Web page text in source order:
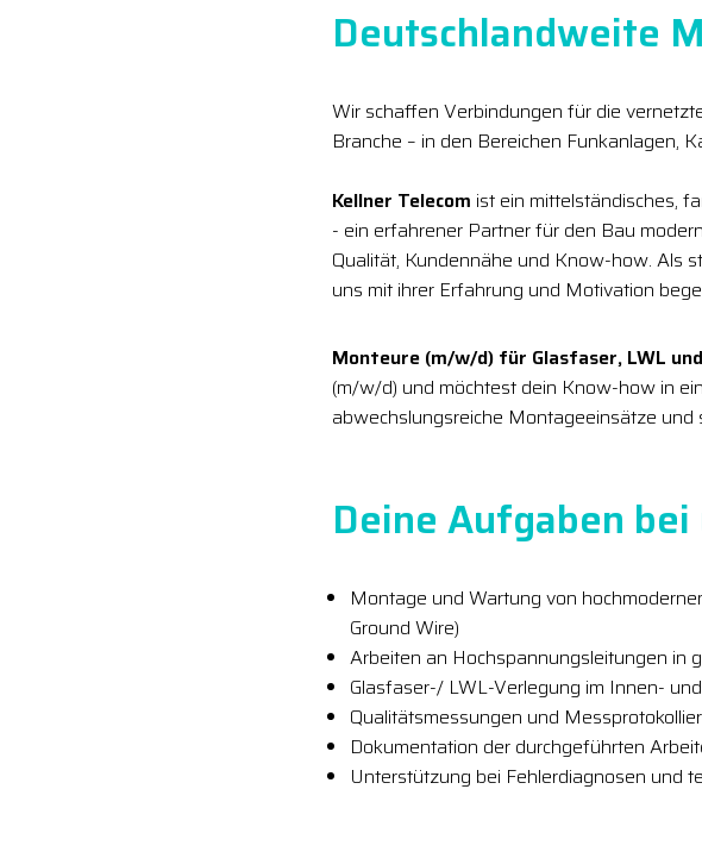
Deutschlandweite
Wir schaffen Verbindungen für die
Branche – in den Bereichen Funkanlagen,
Kellner Telecom ist ein mittelständisches,
- ein erfahrener Partner für den Bau
Qualität, Kundennähe und Know-how. Als
uns mit ihrer Erfahrung und Motivation
Monteure (m/w/d) für Glasfaser, LWL
(m/w/d) und möchtest dein Know-how in
abwechslungsreiche Montageeinsätze
Deine Aufgaben bei
Montage und Wartung von
Ground Wire)
Arbeiten an Hochspannungsleitungen in
Glasfaser-/ LWL-Verlegung im Innen-
Qualitätsmessungen und
Dokumentation der durchgeführten
Unterstützung bei Fehlerdiagnosen und